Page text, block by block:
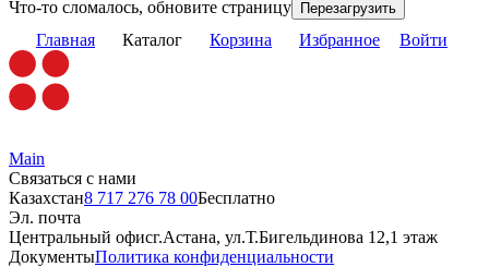
Что-то сломалось, обновите страницу Перезагрузить
Главная Каталог Корзина Избранное Войти
Main
Связаться с нами
Казахстан8 717 276 78 00Бесплатно
Эл. почта
Центральный офисг.Астана, ул.Т.Бигельдинова 12,1 этаж
ДокументыПолитика конфиденциальности